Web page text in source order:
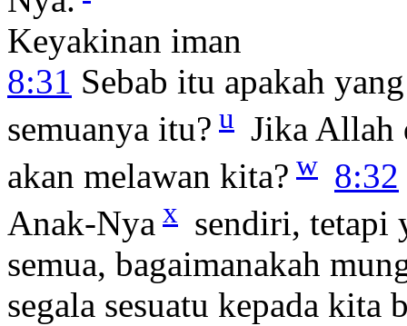
Keyakinan iman
8:31 Sebab itu apakah
semuanya itu? u Jika Allah
akan melawan kita? w 8:32
Anak-Nya x sendiri, tetapi
semua, bagaimanakah
segala sesuatu kepada kita